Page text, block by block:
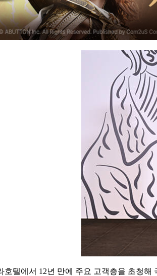
호텔에서 12년 만에 주요 고객층을 초청